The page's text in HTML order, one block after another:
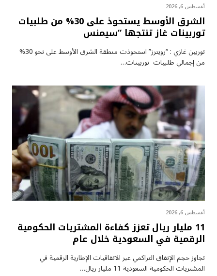
أغسطس 6, 2026
الشرق الأوسط يستحوذ على 30% من طلبيات
توربينات غاز تنتجها “سيمنس
توربين غازي : “رويترز” استحوذت منطقة الشرق الأوسط على نحو 30%
من إجمالي طلبيات توربينات…
أغسطس 6, 2026
11 مليار ريال تعزز كفاءة المشتريات الحكومية
الرقمية في السعودية خلال عام
تجاوز حجم الإنفاق التراكمي عبر الاتفاقيات الإطارية الرقمية في
المشتريات الحكومية السعودية 11 مليار ريال…